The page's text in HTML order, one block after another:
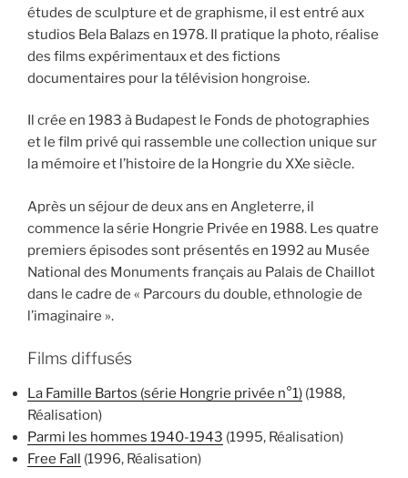
études de sculpture et de graphisme, il est entré aux
studios Bela Balazs en 1978. Il pratique la photo, réalise
des films expérimentaux et des fictions
documentaires pour la télévision hongroise.
Il crée en 1983 à Budapest le Fonds de photographies
et le film privé qui rassemble une collection unique sur
la mémoire et l’histoire de la Hongrie du XXe siècle.
Après un séjour de deux ans en Angleterre, il
commence la série Hongrie Privée en 1988. Les quatre
premiers épisodes sont présentés en 1992 au Musée
National des Monuments français au Palais de Chaillot
dans le cadre de « Parcours du double, ethnologie de
l’imaginaire ».
Films diffusés
La Famille Bartos (série Hongrie privée n°1) (1988,
Réalisation)
Parmi les hommes 1940-1943 (1995, Réalisation)
Free Fall (1996, Réalisation)